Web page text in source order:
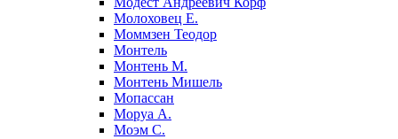
Молоховец Е.
Моммзен Теодор
Монтель
Монтень М.
Монтень Мишель
Мопассан
Моруа А.
Моэм С.